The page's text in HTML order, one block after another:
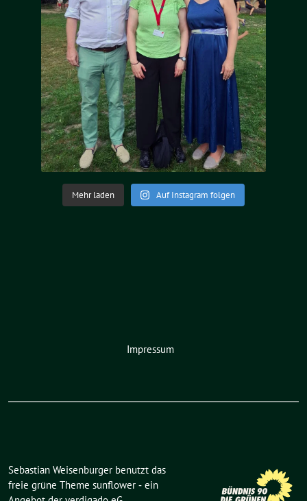
Mehr laden Auf Instagram folgen
Impressum
Sebastian Weisenburger benutzt das
freie grüne Theme sunflower ‐ ein